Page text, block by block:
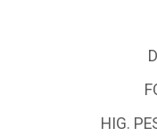
HIG.